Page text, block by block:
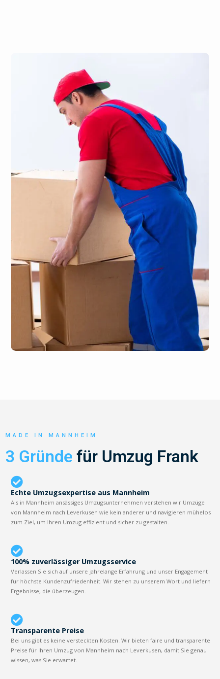
MADE IN MANNHEIM
3 Gründe für Umzug Frank
Echte Umzugsexpertise aus Mannheim
Als in Mannheim ansässiges Umzugsunternehmen verstehen wir Umzüge
von Mannheim nach Leverkusen wie kein anderer und navigieren mühelos
zum Ziel, um Ihren Umzug effizient und sicher zu gestalten.
100% zuverlässiger Umzugsservice
Verlassen Sie sich auf unsere jahrelange Erfahrung und unser Engagement
für höchste Kundenzufriedenheit. Wir stehen zu unserem Wort und liefern
Ergebnisse, die überzeugen.
Transparente Preise
Bei uns gibt es keine versteckten Kosten. Wir bieten faire und transparente
Preise für Ihren Umzug von Mannheim nach Leverkusen, damit Sie genau
wissen, was Sie erwartet.